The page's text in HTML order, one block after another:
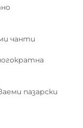
чанти
пазарски